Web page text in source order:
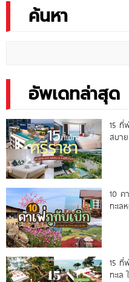
ค้นหา
อัพเดทล่าสุด
15 ที่
สบา
10 ค
ทะเ
15 ที่
ทะเล